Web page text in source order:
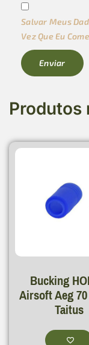
Salvar Meus
Vez Que Eu
Produtos
Bucking
Airsoft Aeg
Taitus